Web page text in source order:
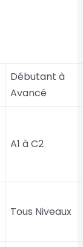
Débutant à
Avancé
A1 à C2
Tous Niveaux